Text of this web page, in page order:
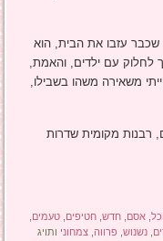
שכבר עזבו את הבית, הוא
לחלוק עם ילדים, והאמת,
משאירה משהו בשבילו,
רבנות מקומית שדרות
,אסם ,חדש ,חטיפים ,טעמים
,נשנוש פרווה ,צמחוני ותויג